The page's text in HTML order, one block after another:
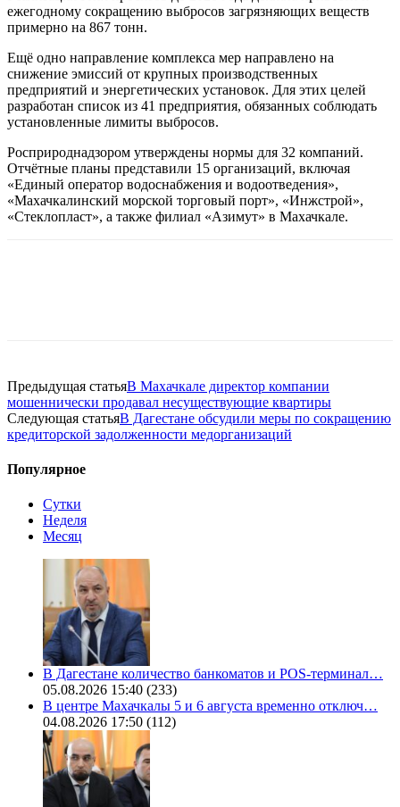
ежегодному сокращению выбросов загрязняющих веществ
примерно на 867 тонн.
Ещё одно направление комплекса мер направлено на
снижение эмиссий от крупных производственных
предприятий и энергетических установок. Для этих целей
разработан список из 41 предприятия, обязанных соблюдать
установленные лимиты выбросов.
Росприроднадзором утверждены нормы для 32 компаний.
Отчётные планы представили 15 организаций, включая
«Единый оператор водоснабжения и водоотведения»,
«Махачкалинский морской торговый порт», «Инжстрой»,
«Стеклопласт», а также филиал «Азимут» в Махачкале.
Предыдущая статьяВ Махачкале директор компании
мошеннически продавал несуществующие квартиры
Следующая статьяВ Дагестане обсудили меры по сокращению
кредиторской задолженности медорганизаций
Популярное
Сутки
Неделя
Месяц
В Дагестане количество банкоматов и POS-терминал…
05.08.2026 15:40 (233)
В центре Махачкалы 5 и 6 августа временно отключ…
04.08.2026 17:50 (112)